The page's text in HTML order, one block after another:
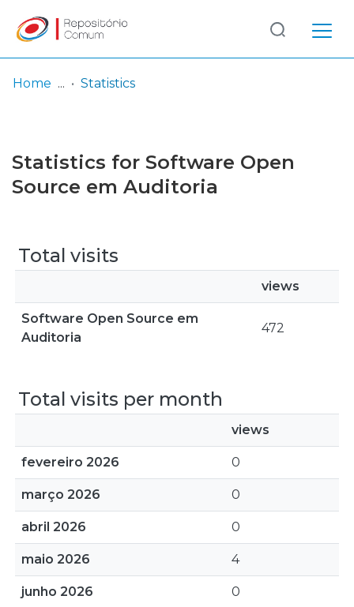
Browse repository
Log
In
(current)
Home Statistics
Statistics for Software Open
Source em Auditoria
Total visits
views
Software Open Source em
Auditoria
472
Total visits per month
views
fevereiro 2026 0
março 2026 0
abril 2026 0
maio 2026 4
junho 2026 0